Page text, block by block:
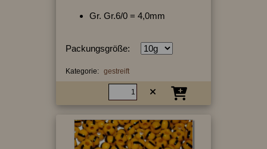
Gr. Gr.6/0 = 4,0mm
Packungsgröße:
Kategorie: gestreift